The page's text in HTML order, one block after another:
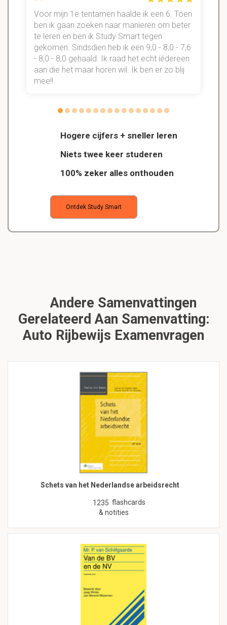
Hogere cijfers + sneller leren
Niets twee keer studeren
100% zeker alles onthouden
Ontdek Study Smart
Voor mijn 1e tentamen haalde ik een 6. Toen
ben ik gaan zoeken naar manieren om beter
te leren en ben ik Study Smart tegen
gekomen. Sindsdien heb ik een 9,0 - 8,0 - 7,6
- 8,0 - 8,0 gehaald. Ik raad het echt íédereen
aan die het maar horen wil. Ik ben er zo blij
mee!!
Andere Samenvattingen
Gerelateerd Aan Samenvatting:
Auto Rijbewijs Examenvragen
Schets van het Nederlandse arbeidsrecht
1235 flashcards
& notities